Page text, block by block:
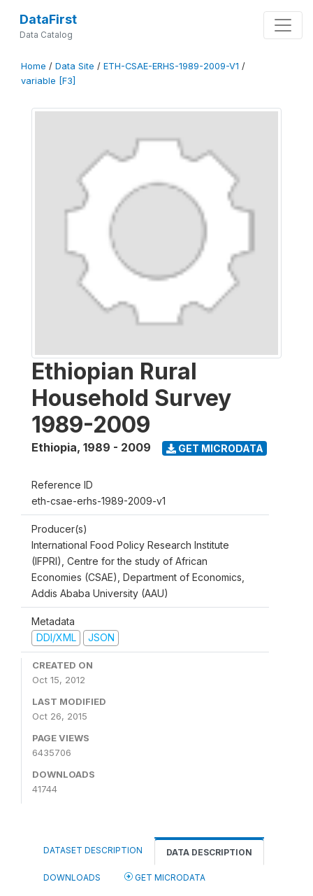
DataFirst
Data Catalog
Home / Data Site / ETH-CSAE-ERHS-1989-2009-V1 /
variable [F3]
Ethiopian Rural
Household Survey
1989-2009
Ethiopia, 1989 - 2009 GET MICRODATA
Reference ID
eth-csae-erhs-1989-2009-v1
Producer(s)
International Food Policy Research Institute
(IFPRI), Centre for the study of African
Economies (CSAE), Department of Economics,
Addis Ababa University (AAU)
Metadata
DDI/XML
JSON
CREATED ON
Oct 15, 2012
LAST MODIFIED
Oct 26, 2015
PAGE VIEWS
6435706
DOWNLOADS
41744
DATASET DESCRIPTION DATA DESCRIPTION
DOWNLOADS GET MICRODATA